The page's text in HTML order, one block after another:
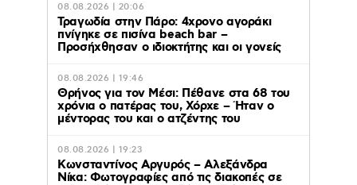
08.08.2026 | 20:06
Τραγωδία στην Πάρο: 4χρονο αγοράκι
πνίγηκε σε πισίνα beach bar –
Προσήχθησαν ο ιδιοκτήτης και οι γονείς
08.08.2026 | 19:46
Θρήνος για τον Μέσι: Πέθανε στα 68 του
χρόνια ο πατέρας του, Χόρχε – Ήταν ο
μέντορας του και ο ατζέντης του
08.08.2026 | 19:23
Κωνσταντίνος Αργυρός – Αλεξάνδρα
Νίκα: Φωτογραφίες από τις διακοπές σε